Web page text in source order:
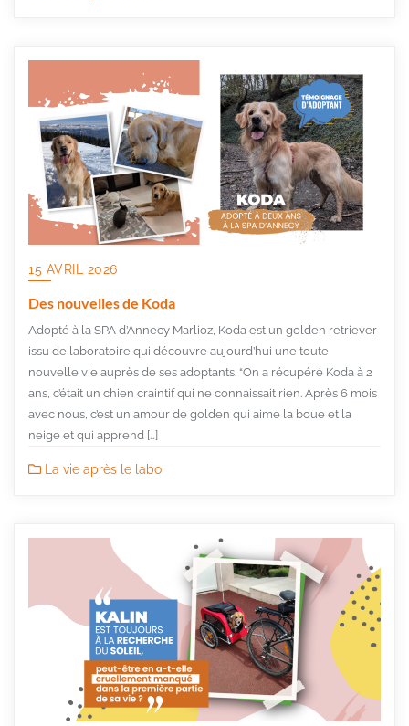
15 AVRIL 2026
Des nouvelles de Koda
Adopté à la SPA d’Annecy Marlioz, Koda est un golden retriever
issu de laboratoire qui découvre aujourd’hui une toute
nouvelle vie auprès de ses adoptants. “On a récupéré Koda à 2
ans, c’était un chien craintif qui ne connaissait rien. Après 6 mois
avec nous, c’est un amour de golden qui aime la boue et la
neige et qui apprend […]
La vie après le labo